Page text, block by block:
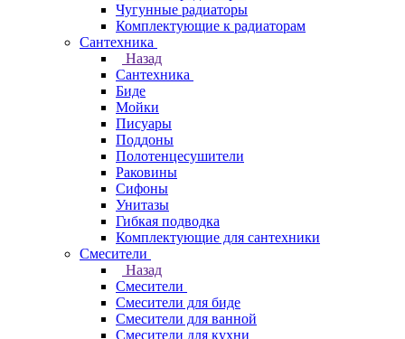
Чугунные радиаторы
Комплектующие к радиаторам
Сантехника
Назад
Сантехника
Биде
Мойки
Писуары
Поддоны
Полотенцесушители
Раковины
Сифоны
Унитазы
Гибкая подводка
Комплектующие для сантехники
Смесители
Назад
Смесители
Смесители для биде
Смесители для ванной
Смесители для кухни